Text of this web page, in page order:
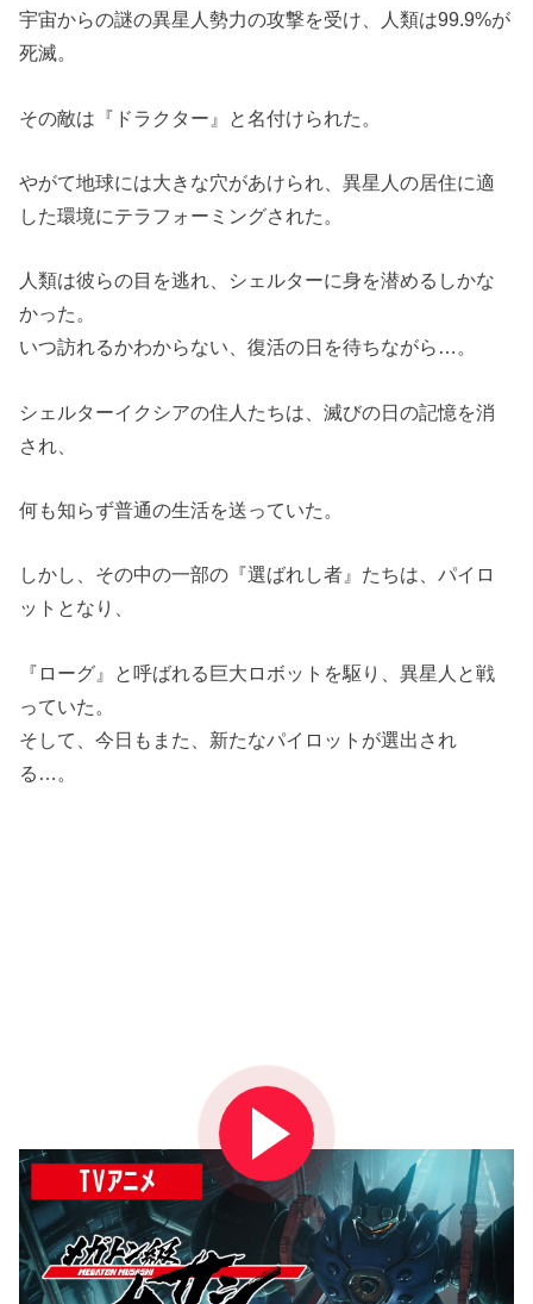
宇宙からの謎の異星人勢力の攻撃を受け、人類は99.9%が
死滅。
その敵は『ドラクター』と名付けられた。
やがて地球には大きな穴があけられ、異星人の居住に適
した環境にテラフォーミングされた。
人類は彼らの目を逃れ、シェルターに身を潜めるしかな
かった。
いつ訪れるかわからない、復活の日を待ちながら…。
シェルターイクシアの住人たちは、滅びの日の記憶を消
され、
何も知らず普通の生活を送っていた。
しかし、その中の一部の『選ばれし者』たちは、パイロ
ットとなり、
『ローグ』と呼ばれる巨大ロボットを駆り、異星人と戦
っていた。
そして、今日もまた、新たなパイロットが選出され
る…。